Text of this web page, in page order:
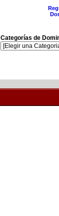
Categorías de